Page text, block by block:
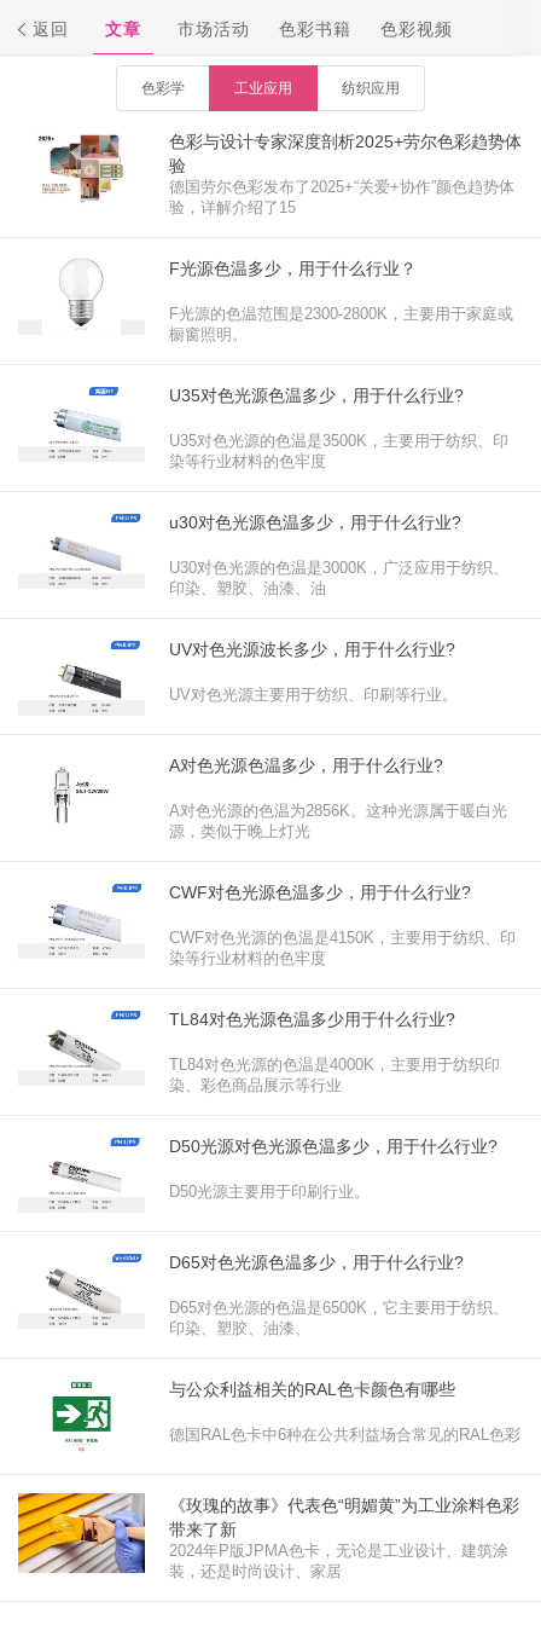
返回 文章 市场活动 色彩书籍 色彩视频
色彩学 工业应用 纺织应用
色彩与设计专家深度剖析2025+劳尔色彩趋势体
验
德国劳尔色彩发布了2025+“关爱+协作”颜色趋势体
验，详解介绍了15
F光源色温多少，用于什么行业？
F光源的色温范围是2300-2800K，主要用于家庭或
橱窗照明。‌
U35对色光源色温多少，用于什么行业?
U35对色光源的色温是3500K，主要用于纺织、印
染等行业材料的色牢度
u30对色光源色温多少，用于什么行业?
U30对色光源的色温是3000K，广泛应用于纺织、
印染、塑胶、油漆、油
UV对色光源波长多少，用于什么行业?
UV对色光源主要用于纺织、印刷等行业。‌
A对色光源色温多少，用于什么行业?
A对色光源的色温为2856K。‌这种光源属于暖白光
源，类似于晚上灯光
CWF对色光源色温多少，用于什么行业?
CWF对色光源的色温是4150K，主要用于纺织、印
染等行业材料的色牢度
TL84对色光源色温多少用于什么行业?
TL84对色光源的色温是4000K，主要用于纺织印
染、彩色商品展示等行业
D50光源对色光源色温多少，用于什么行业?
D50光源主要用于印刷行业。‌
D65对色光源色温多少，用于什么行业?
​D65对色光源的色温是6500K，它主要用于纺织、
印染、塑胶、油漆、
与公众利益相关的RAL色卡颜色有哪些
德国RAL色卡中6种在公共利益场合常见的RAL色彩
《玫瑰的故事》代表色“明媚黄”为工业涂料色彩
带来了新
2024年P版JPMA色卡，无论是工业设计、建筑涂
装，还是时尚设计、家居